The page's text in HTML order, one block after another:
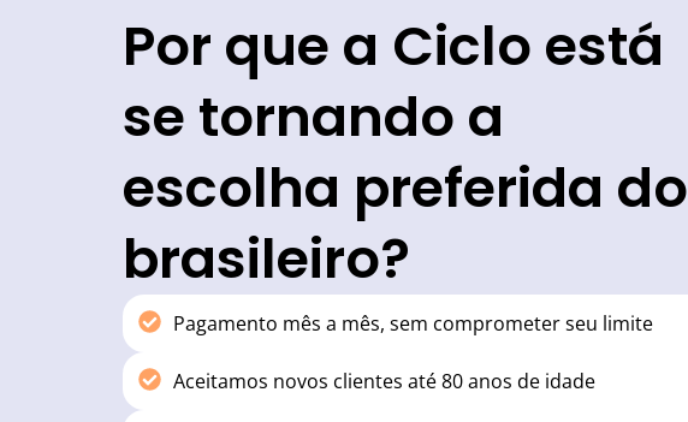
Por que a Ciclo está
se tornando a
escolha preferida do
brasileiro?
Pagamento mês a mês, sem comprometer seu limite
Aceitamos novos clientes até 80 anos de idade